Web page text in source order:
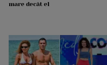
mare decât el